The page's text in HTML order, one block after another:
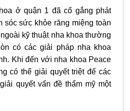
ở quận 1 đã cố gắng phát
sóc sức khỏe răng miệng toàn
kỹ thuật nha khoa thường
có các giải pháp nha khoa
Khi đến với nha khoa Peace
có thể giải quyết triệt để các
quyết vấn đề thẩm mỹ một